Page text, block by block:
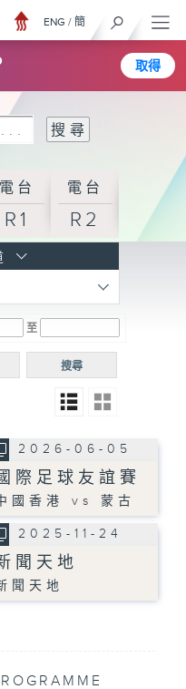
取得
ENG / 簡
電台
R1
電台
R2
電台
普通
至
搜尋
2026-06-05
際足球友誼賽
國香港 vs 蒙古
2025-11-24
聞天地
聞天地